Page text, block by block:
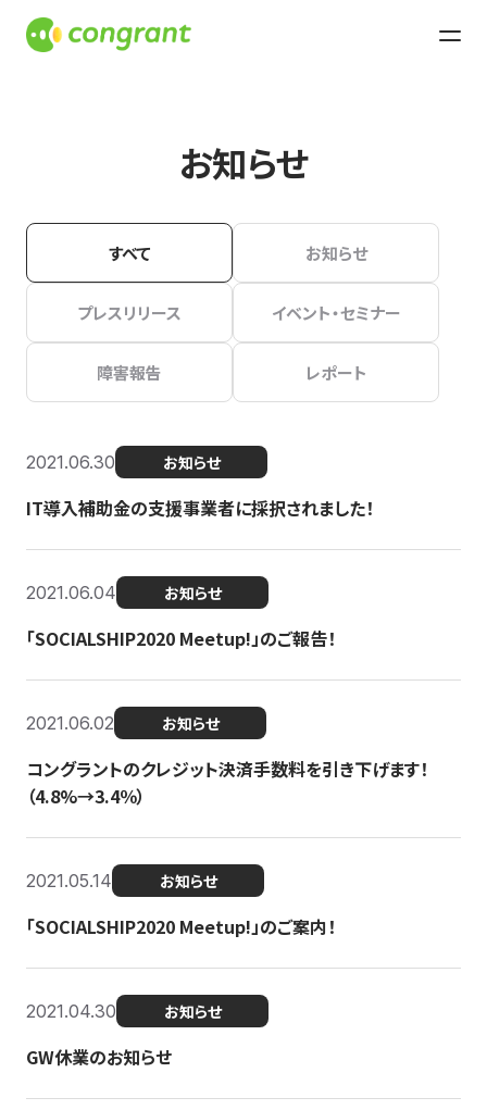
お知らせ
すべて お知らせ
プレスリリース イベント・セミナー
障害報告 レポート
2021.06.30 お知らせ
IT導入補助金の支援事業者に採択されました！
2021.06.04 お知らせ
「SOCIALSHIP2020 Meetup!」のご報告！
2021.06.02 お知らせ
コングラントのクレジット決済手数料を引き下げます！
（4.8%→3.4％）
2021.05.14 お知らせ
「SOCIALSHIP2020 Meetup!」のご案内！
2021.04.30 お知らせ
GW休業のお知らせ